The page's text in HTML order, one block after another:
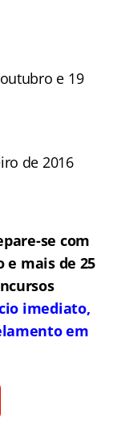
e 19
de 2016
se com
e mais de 25
imediato,
em